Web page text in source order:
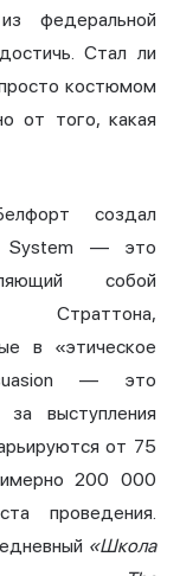
федеральной
Стал ли
костюмом
от того, какая
создал
System — это
собой
Страттона,
в «этическое
— это
выступления
от 75
200 000
проведения.
«Школа